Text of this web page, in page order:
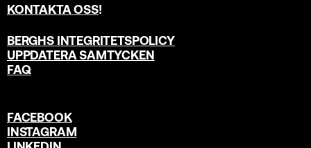
KONTAKTA OSS!
BERGHS INTEGRITETSPOLICY
UPPDATERA SAMTYCKEN
FAQ
FACEBOOK
INSTAGRAM